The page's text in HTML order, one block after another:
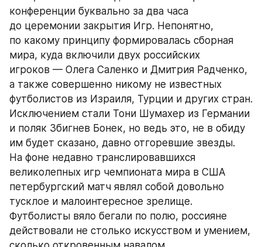
конференции буквально за два часа
до церемонии закрытия Игр. Непонятно,
по какому принципу формировалась сборная
мира, куда включили двух российских
игроков — Олега Саленко и Дмитрия Радченко,
а также совершенно никому не известных
футболистов из Израиля, Турции и других стран.
Исключением стали Тони Шумахер из Германии
и поляк Збигнев Бонек, но ведь это, не в обиду
им будет сказано, давно отгоревшие звезды.
На фоне недавно транслировавшихся
великолепных игр чемпионата мира в США
петербургский матч являл собой довольно
тусклое и малоинтересное зрелище.
Футболисты вяло бегали по полю, россияне
действовали не столько искусством и умением,